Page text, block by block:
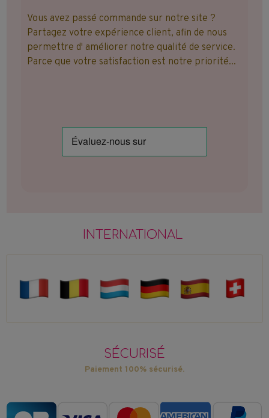
Vous avez passé commande sur notre site ?
Partagez votre expérience client, afin de nous
permettre d' améliorer notre qualité de service.
Parce que votre satisfaction est notre priorité...
INTERNATIONAL
SÉCURISÉ
Paiement 100% sécurisé.